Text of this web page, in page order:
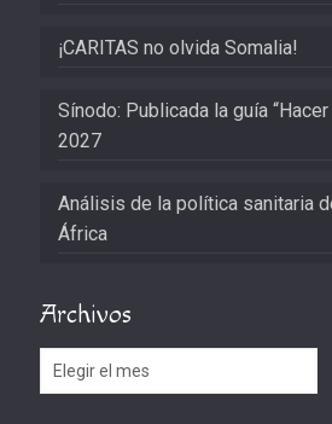
¡CARITAS no olvida Somalia!
Sínodo: Publicada la guía
2027
Análisis de la política sanitaria
África
Archivos
Archivos